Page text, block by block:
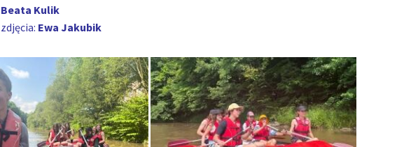
Beata Kulik
zdjęcia: Ewa Jakubik